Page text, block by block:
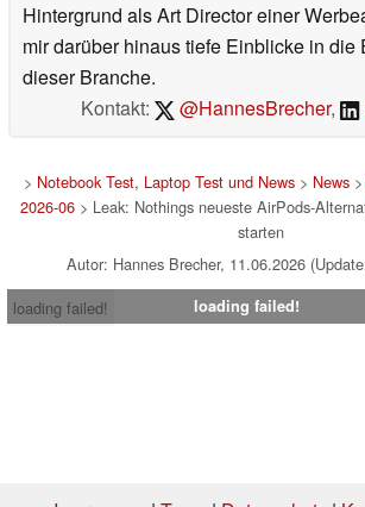
Hintergrund als Art Director einer
mir darüber hinaus tiefe Einblicke in die
dieser Branche.
Kontakt:
@HannesBrecher,
> Notebook Test, Laptop Test und News> News>
2026-06 > Leak: Nothings neueste AirPods-
starten
Autor: Hannes Brecher, 11.06.2026
loading failed!
loading failed!